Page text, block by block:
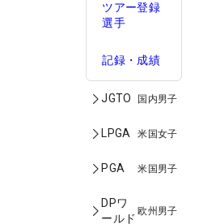
ツアー登録
選手
記録・成績
JGTO 国内男子
LPGA 米国女子
PGA 米国男子
DPワ
ールド
欧州男子